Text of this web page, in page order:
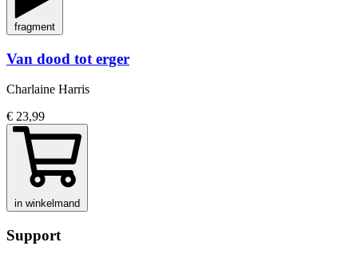
fragment
Van dood tot erger
Charlaine Harris
€ 23,99
in winkelmand
Support